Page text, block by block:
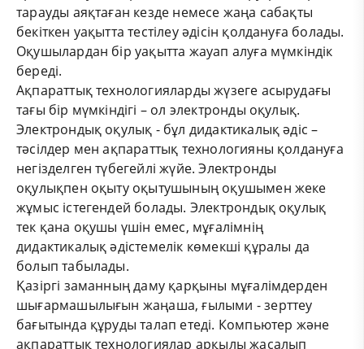
тарауды аяқтаған кезде немесе жаңа сабақты
бекіткен уақытта тестілеу әдісін қолдануға болады.
Оқушылардан бір уақытта жауап алуға мүмкіндік
береді.
Ақпараттық технологияларды жүзеге асырудағы
тағы бір мүмкіндігі – ол электронды оқулық.
Электрондық оқулық - бұл дидактикалық әдіс –
тәсілдер мен ақпараттық технологияны қолдануға
негізделген түбегейлі жүйе. Электронды
оқулықпен оқыту оқытушының оқушымен жеке
жұмыс істегендей болады. Электрондық оқулық
тек қана оқушы үшін емес, мұғалімнің
дидактикалық әдістемелік көмекші құралы да
болып табылады.
Қазіргі заманның даму қарқыны мұғалімдерден
шығармашылығын жаңаша, ғылыми - зерттеу
бағытында құруды талап етеді. Компьютер және
ақпараттық технологиялар арқылы жасалып